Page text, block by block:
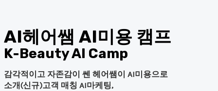
AI헤어쌤 AI미용 캠프
K-Beauty AI Camp
감각적이고 자존감이 쎈 헤어쌤이 AI미용으로
소개(신규)고객 매칭 AI마케팅,